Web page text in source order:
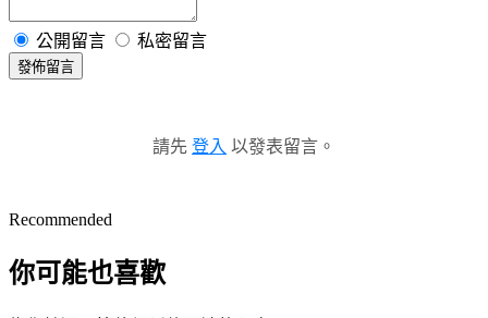
公開留言 私密留言
發佈留言
請先 登入 以發表留言。
Recommended
你可能也喜歡